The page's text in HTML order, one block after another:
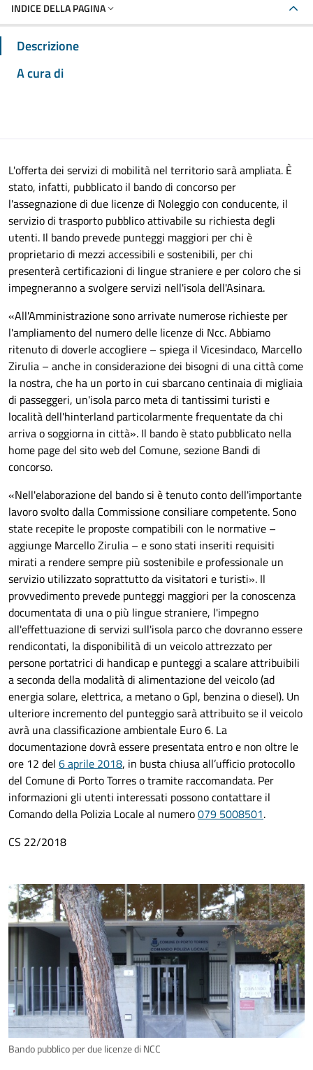
INDICE DELLA PAGINA
Descrizione
A cura di
L'offerta dei servizi di mobilità nel territorio sarà ampliata. È
stato, infatti, pubblicato il bando di concorso per
l'assegnazione di due licenze di Noleggio con conducente, il
servizio di trasporto pubblico attivabile su richiesta degli
utenti. Il bando prevede punteggi maggiori per chi è
proprietario di mezzi accessibili e sostenibili, per chi
presenterà certificazioni di lingue straniere e per coloro che si
impegneranno a svolgere servizi nell'isola dell'Asinara.
«All'Amministrazione sono arrivate numerose richieste per
l'ampliamento del numero delle licenze di Ncc. Abbiamo
ritenuto di doverle accogliere – spiega il Vicesindaco, Marcello
Zirulia – anche in considerazione dei bisogni di una città come
la nostra, che ha un porto in cui sbarcano centinaia di migliaia
di passeggeri, un'isola parco meta di tantissimi turisti e
località dell'hinterland particolarmente frequentate da chi
arriva o soggiorna in città». Il bando è stato pubblicato nella
home page del sito web del Comune, sezione Bandi di
concorso.
«Nell'elaborazione del bando si è tenuto conto dell'importante
lavoro svolto dalla Commissione consiliare competente. Sono
state recepite le proposte compatibili con le normative –
aggiunge Marcello Zirulia – e sono stati inseriti requisiti
mirati a rendere sempre più sostenibile e professionale un
servizio utilizzato soprattutto da visitatori e turisti». Il
provvedimento prevede punteggi maggiori per la conoscenza
documentata di una o più lingue straniere, l'impegno
all'effettuazione di servizi sull'isola parco che dovranno essere
rendicontati, la disponibilità di un veicolo attrezzato per
persone portatrici di handicap e punteggi a scalare attribuibili
a seconda della modalità di alimentazione del veicolo (ad
energia solare, elettrica, a metano o Gpl, benzina o diesel). Un
ulteriore incremento del punteggio sarà attribuito se il veicolo
avrà una classificazione ambientale Euro 6. La
documentazione dovrà essere presentata entro e non oltre le
ore 12 del 6 aprile 2018, in busta chiusa all’ufficio protocollo
del Comune di Porto Torres o tramite raccomandata. Per
informazioni gli utenti interessati possono contattare il
Comando della Polizia Locale al numero079 5008501.
CS 22/2018
Bando pubblico per due licenze di NCC